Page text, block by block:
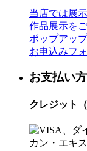
当店では展
作品展示を
ポップアッ
お申込みフ
お支払い
クレジット